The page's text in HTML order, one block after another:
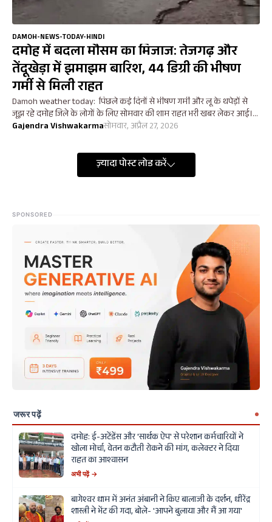
DAMOH-NEWS-TODAY-HINDI
दमोह में बदला मौसम का मिजाज: तेजगढ़ और
तेंदूखेड़ा में झमाझम बारिश, 44 डिग्री की भीषण
गर्मी से मिली राहत
Damoh weather today: पिछले कई दिनों से भीषण गर्मी और लू के थपेड़ों से
जूझ रहे दमोह जिले के लोगों के लिए सोमवार की शाम राहत भरी खबर लेकर आई।...
Gajendra Vishwakarmaसोमवार, अप्रैल 27, 2026
ज़्यादा पोस्ट लोड करें
SPONSORED
जरूर पढ़ें
दमोह: ई-अटेंडेंस और 'सार्थक ऐप' से परेशान कर्मचारियों ने
खोला मोर्चा, वेतन कटौती रोकने की मांग, कलेक्टर ने दिया
राहत का आश्वासन
अभी पढ़ें →
बागेश्वर धाम में अनंत अंबानी ने किए बालाजी के दर्शन, धीरेंद्र
शास्त्री ने भेंट की गदा, बोले- 'आपने बुलाया और मैं आ गया'